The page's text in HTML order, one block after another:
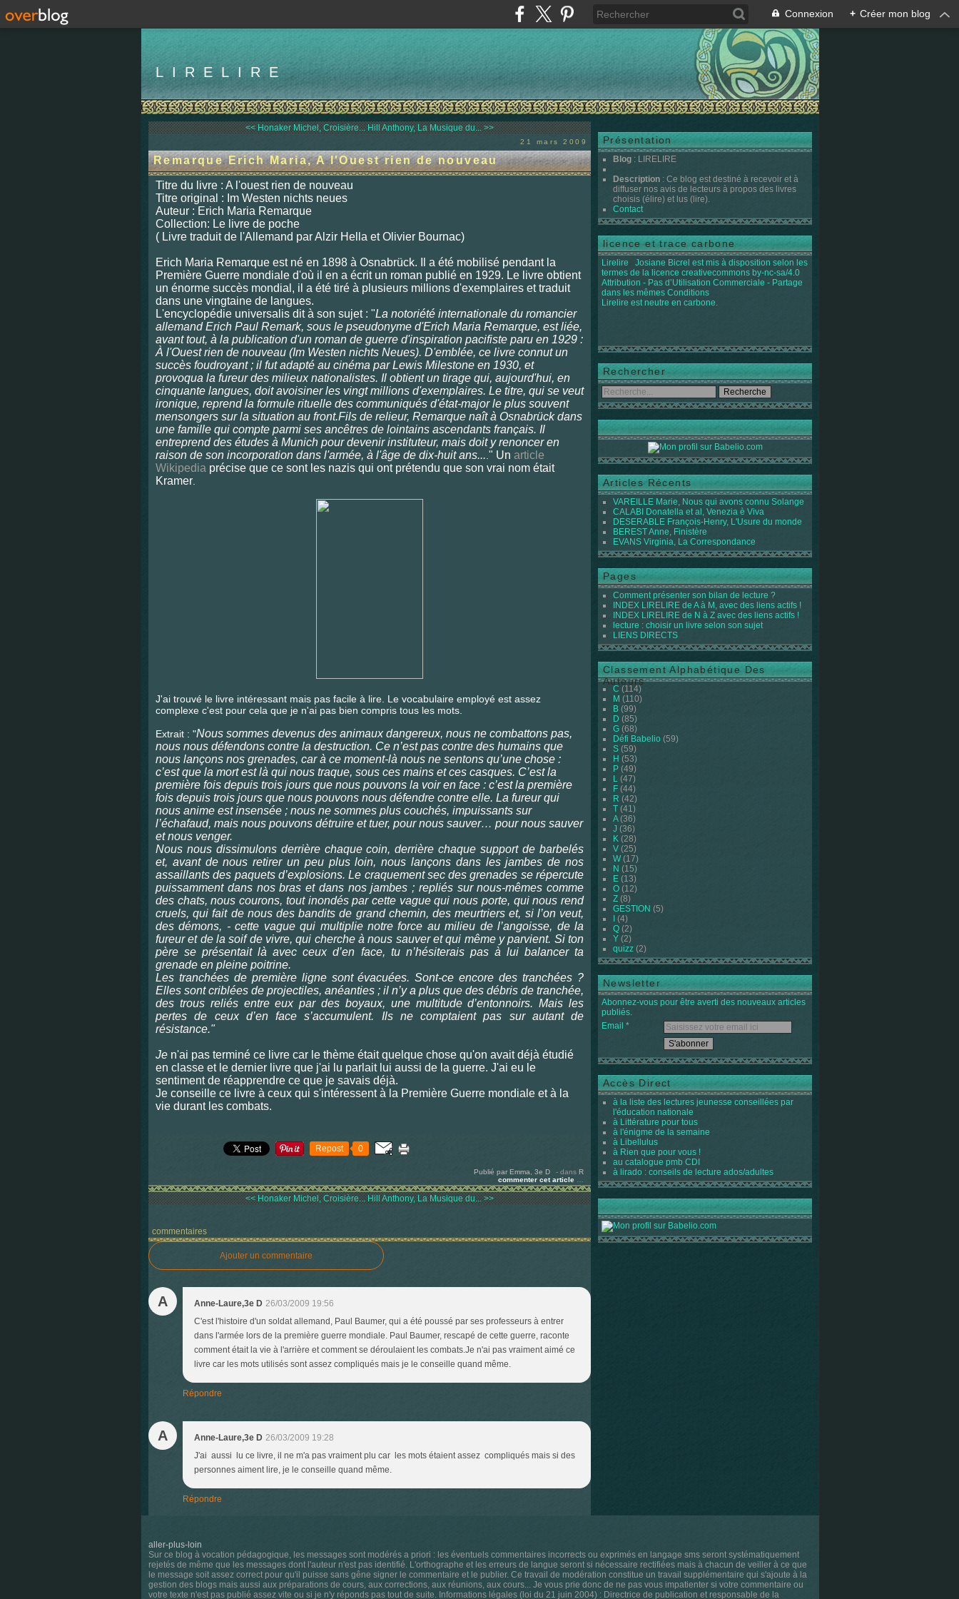
Connexion + Créer mon blog
LIRELIRE
<< Honaker Michel, Croisière... Hill Anthony, La Musique du... >>
21 mars 2009
Remarque Erich Maria, A l'Ouest rien de nouveau
Titre du livre : A l'ouest rien de nouveau
Titre original : Im Westen nichts neues
Auteur : Erich Maria Remarque
Collection: Le livre de poche
( Livre traduit de l'Allemand par Alzir Hella et Olivier Bournac)
Erich Maria Remarque est né en 1898 à Osnabrück. Il a été mobilisé pendant la
Première Guerre mondiale d'où il en a écrit un roman publié en 1929. Le livre obtient
un énorme succès mondial, il a été tiré à plusieurs millions d'exemplaires et traduit
dans une vingtaine de langues.
L'encyclopédie universalis dit à son sujet : "La notoriété internationale du romancier
allemand Erich Paul Remark, sous le pseudonyme d'Erich Maria Remarque, est liée,
avant tout, à la publication d'un roman de guerre d'inspiration pacifiste paru en 1929 :
À l'Ouest rien de nouveau (Im Westen nichts Neues). D'emblée, ce livre connut un
succès foudroyant ; il fut adapté au cinéma par Lewis Milestone en 1930, et
provoqua la fureur des milieux nationalistes. Il obtient un tirage qui, aujourd'hui, en
cinquante langues, doit avoisiner les vingt millions d'exemplaires. Le titre, qui se veut
ironique, reprend la formule rituelle des communiqués d'état-major le plus souvent
mensongers sur la situation au front.Fils de relieur, Remarque naît à Osnabrück dans
une famille qui compte parmi ses ancêtres de lointains ascendants français. Il
entreprend des études à Munich pour devenir instituteur, mais doit y renoncer en
raison de son incorporation dans l'armée, à l'âge de dix-huit ans... " Un article
Wikipedia précise que ce sont les nazis qui ont prétendu que son vrai nom était
Kramer
J'ai trouvé le livre intéressant mais pas facile à lire. Le vocabulaire employé est assez
complexe c'est pour cela que je n'ai pas bien compris tous les mots.
Extrait : "Nous sommes devenus des animaux dangereux, nous ne combattons pas,
nous nous défendons contre la destruction. Ce n’est pas contre des humains que
nous lançons nos grenades, car à ce moment-là nous ne sentons qu’une chose :
c’est que la mort est là qui nous traque, sous ces mains et ces casques. C’est la
première fois depuis trois jours que nous pouvons la voir en face : c’est la première
fois depuis trois jours que nous pouvons nous défendre contre elle. La fureur qui
nous anime est insensée ; nous ne sommes plus couchés, impuissants sur
l’échafaud, mais nous pouvons détruire et tuer, pour nous sauver… pour nous sauver
et nous venger.
Nous nous dissimulons derrière chaque coin, derrière chaque support de barbelés
et, avant de nous retirer un peu plus loin, nous lançons dans les jambes de nos
assaillants des paquets d’explosions. Le craquement sec des grenades se répercute
puissamment dans nos bras et dans nos jambes ; repliés sur nous-mêmes comme
des chats, nous courons, tout inondés par cette vague qui nous porte, qui nous rend
cruels, qui fait de nous des bandits de grand chemin, des meurtriers et, si l’on veut,
des démons, - cette vague qui multiplie notre force au milieu de l’angoisse, de la
fureur et de la soif de vivre, qui cherche à nous sauver et qui même y parvient. Si ton
père se présentait là avec ceux d’en face, tu n’hésiterais pas à lui balancer ta
grenade en pleine poitrine.
Les tranchées de première ligne sont évacuées. Sont-ce encore des tranchées ?
Elles sont criblées de projectiles, anéanties ; il n’y a plus que des débris de tranchée,
des trous reliés entre eux par des boyaux, une multitude d’entonnoirs. Mais les
pertes de ceux d’en face s’accumulent. Ils ne comptaient pas sur autant de
résistance."
Je n'ai pas terminé ce livre car le thème était quelque chose qu'on avait déjà étudié
en classe et le dernier livre que j'ai lu parlait lui aussi de la guerre. J'ai eu le
sentiment de réapprendre ce que je savais déjà.
Je conseille ce livre à ceux qui s'intéressent à la Première Guerre mondiale et à la
vie durant les combats.
Repost 0
Publié par Emma, 3e D - dans R
commenter cet article
<< Honaker Michel, Croisière... Hill Anthony, La Musique du... >>
commentaires
Ajouter un commentaire
A Anne-Laure,3e D 26/03/2009 19:56
C'est l'histoire d'un soldat allemand, Paul Baumer, qui a été poussé par ses professeurs à entrer
dans l'armée lors de la première guerre mondiale. Paul Baumer, rescapé de cette guerre, raconte
comment était la vie à l'arrière et comment se déroulaient les combats.Je n'ai pas vraiment aimé ce
livre car les mots utilisés sont assez compliqués mais je le conseille quand même.
Répondre
A Anne-Laure,3e D 26/03/2009 19:28
J'ai aussi lu ce livre, il ne m'a pas vraiment plu car les mots étaient assez compliqués mais si des
personnes aiment lire, je le conseille quand même.
Répondre
Présentation
Blog : LIRELIRE
Description : Ce blog est destiné à recevoir et à
diffuser nos avis de lecteurs à propos des livres
choisis (élire) et lus (lire).
Contact
licence et trace carbone
Lirelire Josiane Bicrel est mis à disposition selon les
termes de la licence creativecommons by-nc-sa/4.0
Attribution - Pas d’Utilisation Commerciale - Partage
dans les mêmes Conditions
Lirelire est neutre en carbone.
Rechercher
Articles Récents
VAREILLE Marie, Nous qui avons connu Solange
CALABI Donatella et al, Venezia è Viva
DESERABLE François-Henry, L'Usure du monde
BEREST Anne, Finistère
EVANS Virginia, La Correspondance
Pages
Comment présenter son bilan de lecture ?
INDEX LIRELIRE de A à M, avec des liens actifs !
INDEX LIRELIRE de N à Z avec des liens actifs !
lecture : choisir un livre selon son sujet
LIENS DIRECTS
Classement Alphabétique Des
Auteurs
C (114)
M (110)
B (99)
D (85)
G (68)
Défi Babelio (59)
S (59)
H (53)
P (49)
L (47)
F (44)
R (42)
T (41)
A(36)
J (36)
K (28)
V (25)
W(17)
N (15)
E (13)
O (12)
Z (8)
GESTION (5)
(4)
Q (2)
Y (2)
quizz (2)
Newsletter
Abonnez-vous pour être averti des nouveaux articles
publiés.
Email
Accès Direct
à la liste des lectures jeunesse conseillées par
l'éducation nationale
à Littérature pour tous
à l'énigme de la semaine
à Libellulus
à Rien que pour vous !
au catalogue pmb CDI
à lirado : conseils de lecture ados/adultes
aller-plus-loin
Sur ce blog à vocation pédagogique, les messages sont modérés a priori : les éventuels commentaires incorrects ou exprimés en langage sms seront systématiquement
rejetés de même que les messages dont l'auteur n'est pas identifié. L'orthographe et les erreurs de langue seront si nécessaire rectifiées mais à chacun de veiller à ce que
le message soit assez correct pour qu'il puisse sans gêne signer le commentaire et le publier. Ce travail de modération constitue un travail supplémentaire qui s'ajoute à la
gestion des blogs mais aussi aux préparations de cours, aux corrections, aux réunions, aux cours... Je vous prie donc de ne pas vous impatienter si votre commentaire ou
votre texte n'est pas publié assez vite ou si je n'y réponds pas tout de suite. Informations légales (loi du 21 juin 2004) : Directrice de publication et responsable de la